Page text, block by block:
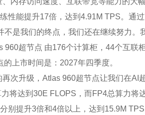
性能提升17倍，达到4.91M TPS。通
不是我们的终点，我们还在继续努力。
960超节点 由176个计算柜，44个互联
的上市时间是：2027年四季度。
次升级，Atlas 960超节点让我们在AI
将达到30E FLOPS，而FP4总算力将
别提升3倍和4倍以上，达到15.9M